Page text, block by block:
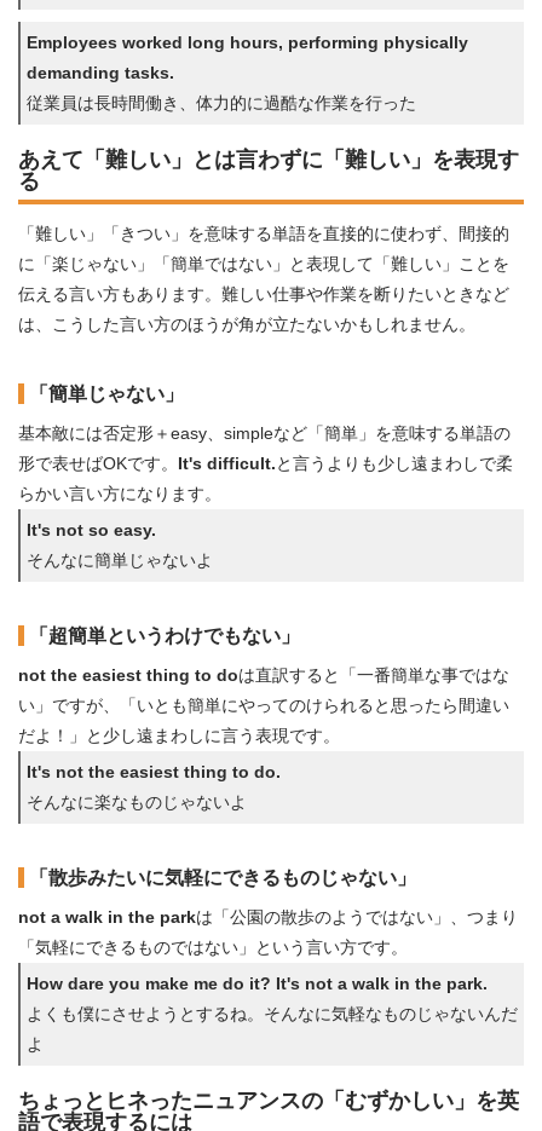
Employees worked long hours, performing physically
demanding tasks.
従業員は長時間働き、体力的に過酷な作業を行った
あえて「難しい」とは言わずに「難しい」を表現す
る
「難しい」「きつい」を意味する単語を直接的に使わず、間接的
に「楽じゃない」「簡単ではない」と表現して「難しい」ことを
伝える言い方もあります。難しい仕事や作業を断りたいときなど
は、こうした言い方のほうが角が立たないかもしれません。
「簡単じゃない」
基本敵には否定形＋easy、simpleなど「簡単」を意味する単語の
形で表せばOKです。 It's difficult.と言うよりも少し遠まわしで柔
らかい言い方になります。
It's not so easy.
そんなに簡単じゃないよ
「超簡単というわけでもない」
not the easiest thing to doは直訳すると「一番簡単な事ではな
い」ですが、「いとも簡単にやってのけられると思ったら間違い
だよ！」と少し遠まわしに言う表現です。
It's not the easiest thing to do.
そんなに楽なものじゃないよ
「散歩みたいに気軽にできるものじゃない」
not a walk in the parkは「公園の散歩のようではない」、つまり
「気軽にできるものではない」という言い方です。
How dare you make me do it? It's not a walk in the park.
よくも僕にさせようとするね。そんなに気軽なものじゃないんだ
よ
ちょっとヒネったニュアンスの「むずかしい」を英
語で表現するには